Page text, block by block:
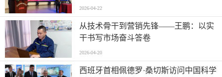
职业技术大学开展专题讲座
2026-04-22
从技术骨干到营销先锋——王鹏：以实
干书写市场奋斗答卷
2026-04-20
西班牙首相佩德罗·桑切斯访问中国科学